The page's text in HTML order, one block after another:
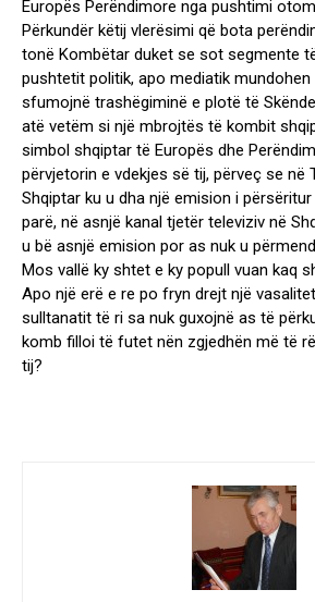
Europës Perëndimore nga pushtimi
Përkundër këtij vlerësimi që bota
tonë Kombëtar duket se sot segmente
pushtetit politik, apo mediatik
sfumojnë trashëgiminë e plotë të
atë vetëm si një mbrojtës të kombit
simbol shqiptar të Europës dhe
përvjetorin e vdekjes së tij, përveç se në
Shqiptar ku u dha një emision i
parë, në asnjë kanal tjetër televiziv në
u bë asnjë emision por as nuk u
Mos vallë ky shtet e ky popull vuan kaq
Apo një erë e re po fryn drejt një
sulltanatit të ri sa nuk guxojnë as të
komb filloi të futet nën zgjedhën më të
tij?